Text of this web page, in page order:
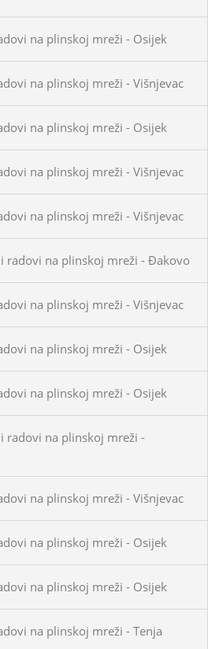
na plinskoj mreži - Osijek
na plinskoj mreži - Višnjevac
na plinskoj mreži - Osijek
na plinskoj mreži - Višnjevac
na plinskoj mreži - Višnjevac
radovi na plinskoj mreži - Đakovo
na plinskoj mreži - Višnjevac
na plinskoj mreži - Osijek
na plinskoj mreži - Osijek
radovi na plinskoj mreži -
na plinskoj mreži - Višnjevac
na plinskoj mreži - Osijek
na plinskoj mreži - Osijek
na plinskoj mreži - Tenja